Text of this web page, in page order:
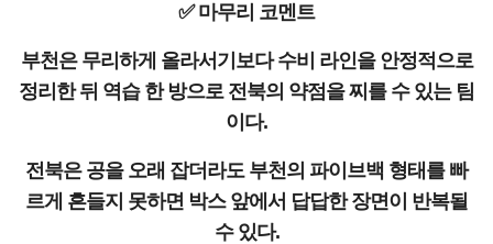
✅ 마무리 코멘트
부천은 무리하게 올라서기보다 수비 라인을 안정적으로
정리한 뒤 역습 한 방으로 전북의 약점을 찌를 수 있는 팀
이다.
전북은 공을 오래 잡더라도 부천의 파이브백 형태를 빠
르게 흔들지 못하면 박스 앞에서 답답한 장면이 반복될
수 있다.